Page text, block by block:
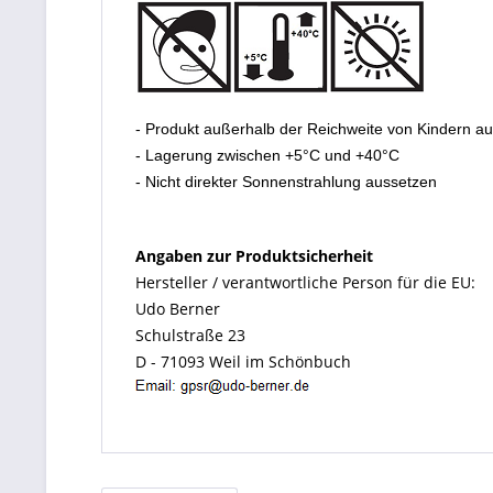
- Produkt außerhalb der Reichweite von Kindern
- Lagerung zwischen +5°C und +40°C
- Nicht direkter Sonnenstrahlung aussetzen
Angaben zur Produktsicherheit
Hersteller / verantwortliche Person für die EU:
Udo Berner
Schulstraße 23
D - 71093 Weil im Schönbuch